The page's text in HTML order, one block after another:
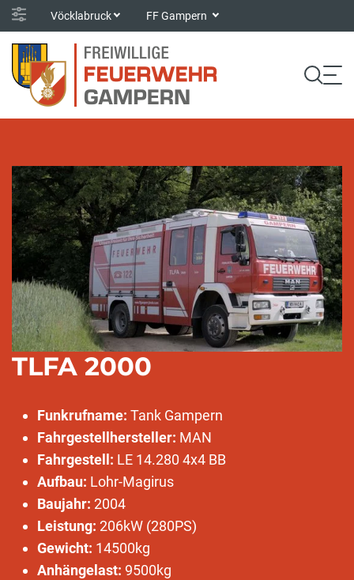
Vöcklabruck FF Gampern
TLFA 2000
Funkrufname: Tank Gampern
Fahrgestellhersteller: MAN
Fahrgestell: LE 14.280 4x4 BB
Aufbau: Lohr-Magirus
Baujahr: 2004
Leistung: 206kW (280PS)
Gewicht: 14500kg
Anhängelast: 9500kg